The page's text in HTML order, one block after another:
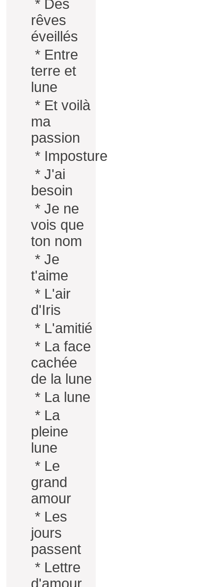
* Des
rêves
éveillés
* Entre
terre et
lune
* Et voilà
ma
passion
* Imposture
* J'ai
besoin
* Je ne
vois que
ton nom
* Je
t'aime
* L'air
d'Iris
* L'amitié
* La face
cachée
de la lune
* La lune
* La
pleine
lune
* Le
grand
amour
* Les
jours
passent
* Lettre
d'amour